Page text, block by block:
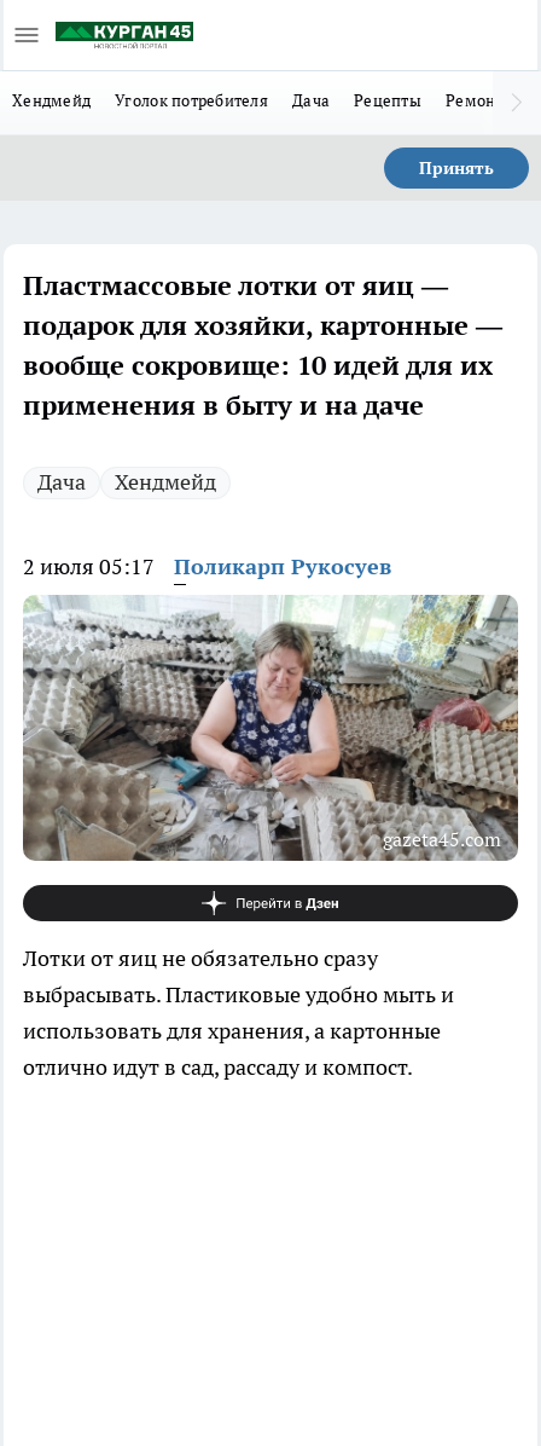
Хендмейд Уголок потребителя Дача Рецепты Ремонт
Принять
Пластмассовые лотки от яиц —
подарок для хозяйки, картонные —
вообще сокровище: 10 идей для их
применения в быту и на даче
Дача Хендмейд
2 июля 05:17 Поликарп Рукосуев
gazeta45.com
Лотки от яиц не обязательно сразу
выбрасывать. Пластиковые удобно мыть и
использовать для хранения, а картонные
отлично идут в сад, рассаду и компост.